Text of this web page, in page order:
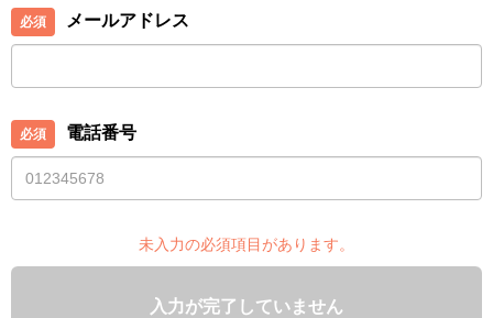
メールアドレス
電話番号
未入力の必須項目があります。